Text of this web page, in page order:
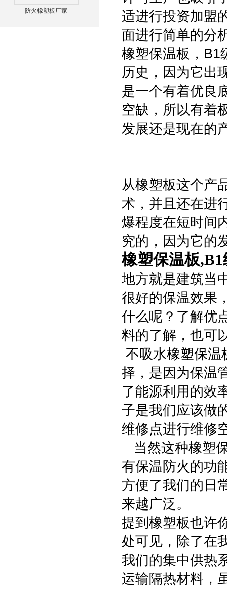
防火橡塑板厂家
适进行投资加盟
面进行简单的分
橡塑保温板，B1
历史，因为它出
是一个有着优良
空缺，所以有着
发展还是现在的
从橡塑板这个产
术，并且还在进
爆程度在短时间
究的，因为它的
橡塑保温板
地方就是建筑当
很好的保温效果
什么呢？了解优
料的了解，也可
不吸水橡塑保温
择，是因为保温
了能源利用的效
子是我们应该做
维修点进行维修
当然这种橡塑
有保温防火的功
方便了我们的日
来越广泛。
提到橡塑板也许
处可见，除了在
我们的集中供热
运输隔热材料，